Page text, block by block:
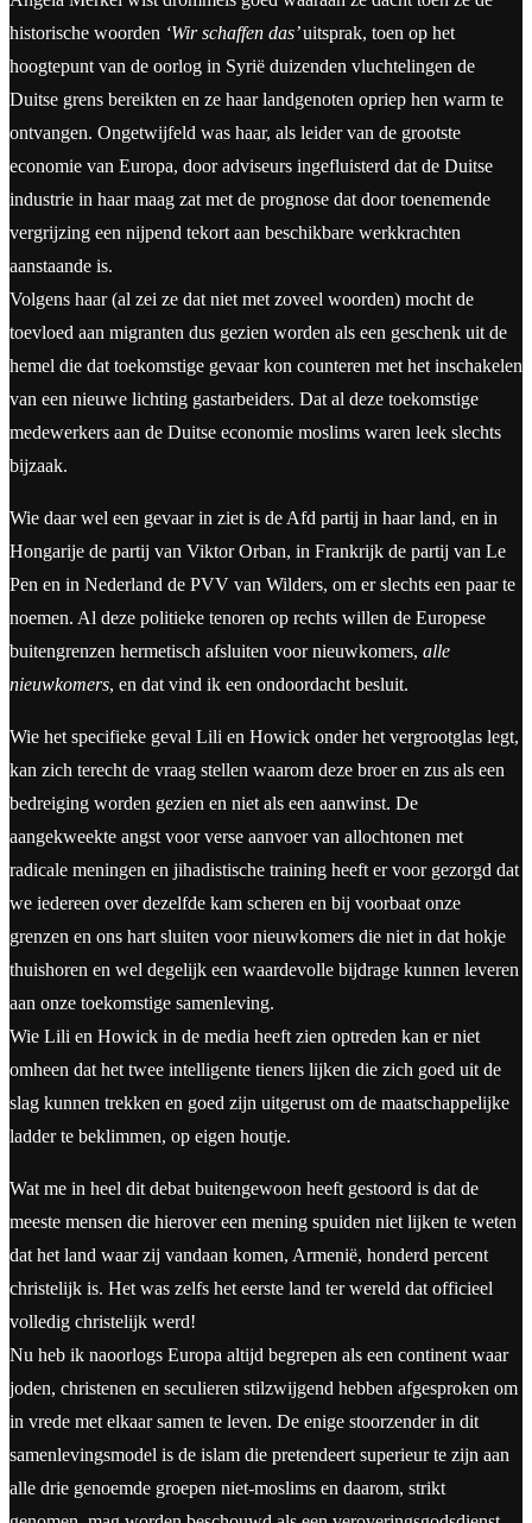
historische woorden ‘Wir schaffen das’uitsprak, toen op het
hoogtepunt van de oorlog in Syrië duizenden vluchtelingen de
Duitse grens bereikten en ze haar landgenoten opriep hen warm te
ontvangen. Ongetwijfeld was haar, als leider van de grootste
economie van Europa, door adviseurs ingefluisterd dat de Duitse
industrie in haar maag zat met de prognose dat door toenemende
vergrijzing een nijpend tekort aan beschikbare werkkrachten
aanstaande is.
Volgens haar (al zei ze dat niet met zoveel woorden) mocht de
toevloed aan migranten dus gezien worden als een geschenk uit de
hemel die dat toekomstige gevaar kon counteren met het inschakelen
van een nieuwe lichting gastarbeiders. Dat al deze toekomstige
medewerkers aan de Duitse economie moslims waren leek slechts
bijzaak.
Wie daar wel een gevaar in ziet is de Afd partij in haar land, en in
Hongarije de partij van Viktor Orban, in Frankrijk de partij van Le
Pen en in Nederland de PVV van Wilders, om er slechts een paar te
noemen. Al deze politieke tenoren op rechts willen de Europese
buitengrenzen hermetisch afsluiten voor nieuwkomers, alle
nieuwkomers, en dat vind ik een ondoordacht besluit.
Wie het specifieke geval Lili en Howick onder het vergrootglas legt,
kan zich terecht de vraag stellen waarom deze broer en zus als een
bedreiging worden gezien en niet als een aanwinst. De
aangekweekte angst voor verse aanvoer van allochtonen met
radicale meningen en jihadistische training heeft er voor gezorgd dat
we iedereen over dezelfde kam scheren en bij voorbaat onze
grenzen en ons hart sluiten voor nieuwkomers die niet in dat hokje
thuishoren en wel degelijk een waardevolle bijdrage kunnen leveren
aan onze toekomstige samenleving.
Wie Lili en Howick in de media heeft zien optreden kan er niet
omheen dat het twee intelligente tieners lijken die zich goed uit de
slag kunnen trekken en goed zijn uitgerust om de maatschappelijke
ladder te beklimmen, op eigen houtje.
Wat me in heel dit debat buitengewoon heeft gestoord is dat de
meeste mensen die hierover een mening spuiden niet lijken te weten
dat het land waar zij vandaan komen, Armenië, honderd percent
christelijk is. Het was zelfs het eerste land ter wereld dat officieel
volledig christelijk werd!
Nu heb ik naoorlogs Europa altijd begrepen als een continent waar
joden, christenen en seculieren stilzwijgend hebben afgesproken om
in vrede met elkaar samen te leven. De enige stoorzender in dit
samenlevingsmodel is de islam die pretendeert superieur te zijn aan
alle drie genoemde groepen niet-moslims en daarom, strikt